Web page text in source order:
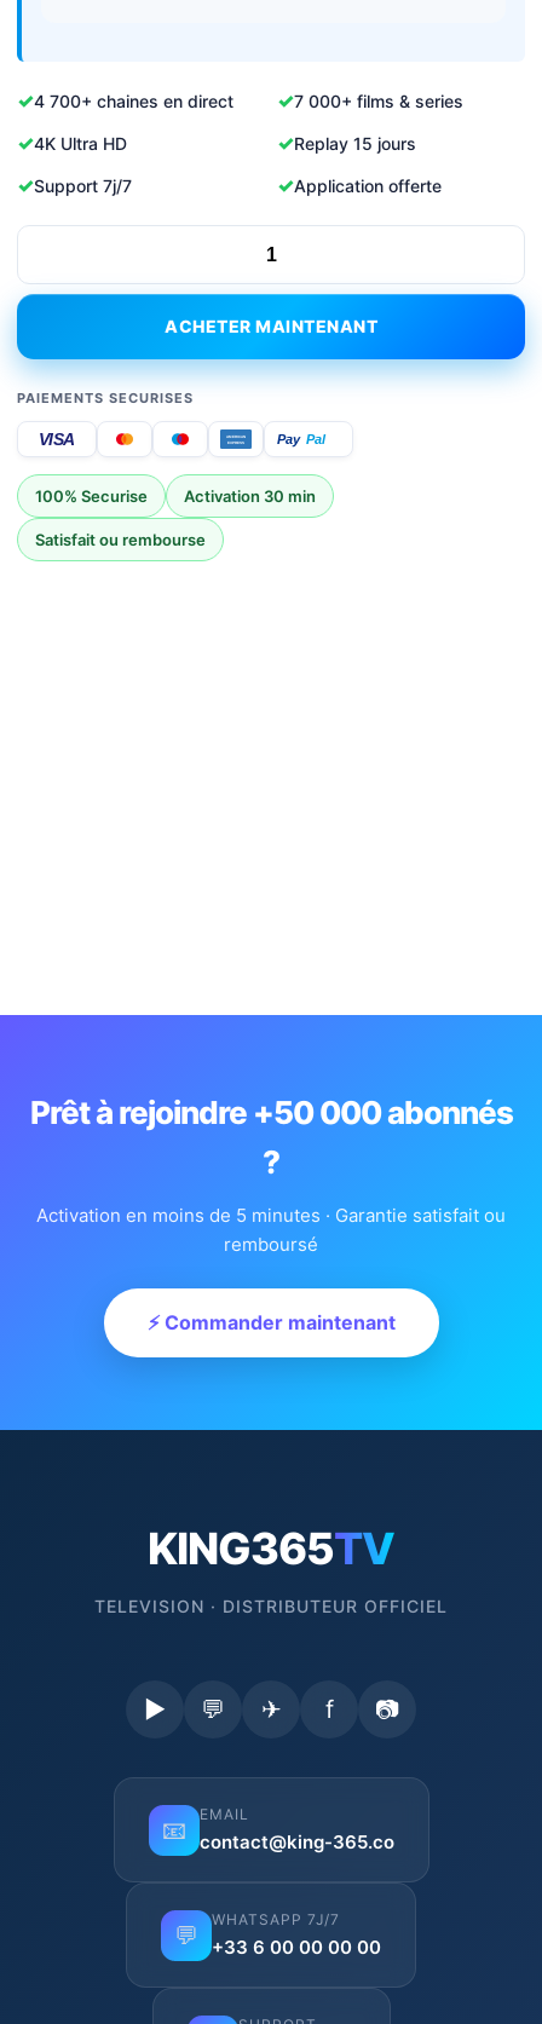
4 700+ chaines en direct 7 000+ films & series
4K Ultra HD Replay 15 jours
Support 7j/7 Application offerte
Abonnement
6
-
KING365TV
quantity
ACHETER MAINTENANT
PAIEMENTS SECURISES
VISA AMERICAN
EXPRESS Pay Pal
100% Securise Activation 30 min
Satisfait ou rembourse
Prêt à rejoindre +50 000 abonnés
?
Activation en moins de 5 minutes · Garantie satisfait ou
remboursé
⚡ Commander maintenant
KING365TV
TELEVISION · DISTRIBUTEUR OFFICIEL
▶ 💬 ✈ f 📷
📧
EMAIL
contact@king-365.co
💬
WHATSAPP 7J/7
+33 6 00 00 00 00